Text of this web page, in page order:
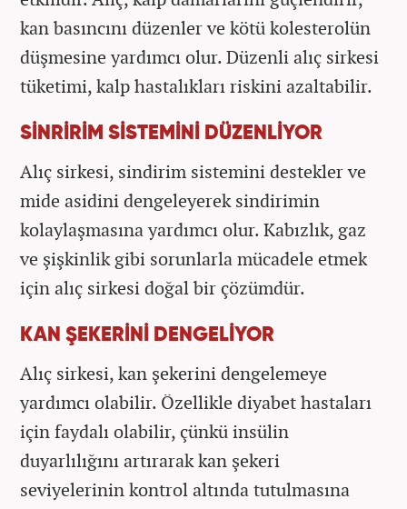
kan basıncını düzenler ve kötü kolesterolün
düşmesine yardımcı olur. Düzenli alıç sirkesi
tüketimi, kalp hastalıkları riskini azaltabilir.
SİNRİRİM SİSTEMİNİ DÜZENLİYOR
Alıç sirkesi, sindirim sistemini destekler ve
mide asidini dengeleyerek sindirimin
kolaylaşmasına yardımcı olur. Kabızlık, gaz
ve şişkinlik gibi sorunlarla mücadele etmek
için alıç sirkesi doğal bir çözümdür.
KAN ŞEKERİNİ DENGELİYOR
Alıç sirkesi, kan şekerini dengelemeye
yardımcı olabilir. Özellikle diyabet hastaları
için faydalı olabilir, çünkü insülin
duyarlılığını artırarak kan şekeri
seviyelerinin kontrol altında tutulmasına